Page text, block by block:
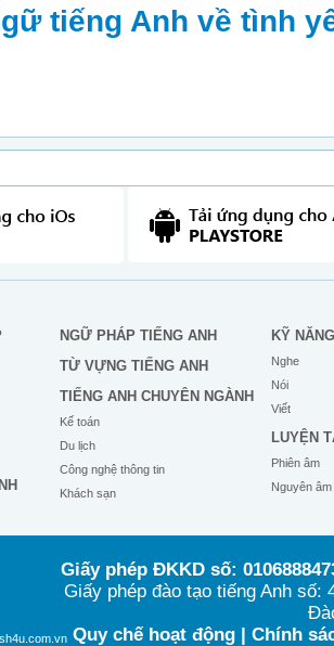
tiếng Anh về tình
NGỮ PHÁP TIẾNG ANH
TỪ VỰNG TIẾNG ANH
TIẾNG ANH CHUYÊN NGÀNH
Kế toán
Du lịch
Công nghệ thông tin
Khách sạn
KỸ NĂNG
Nghe
Nói
Viết
LUYỆN
Phiên âm
Nguyên âm
Giấy phép ĐKKD số:
Giấy phép đào tạo tiếng Anh
Quy chế hoạt động| Chính